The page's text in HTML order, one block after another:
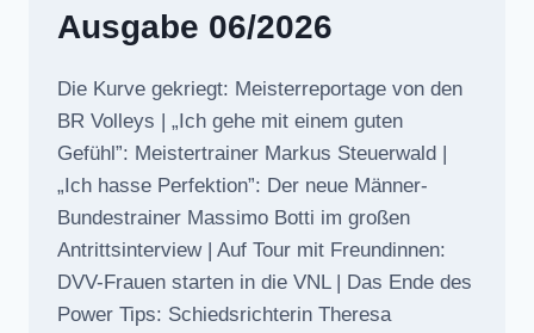
Ausgabe 06/2026
Die Kurve gekriegt: Meisterreportage von den
BR Volleys | „Ich gehe mit einem guten
Gefühl”: Meistertrainer Markus Steuerwald |
„Ich hasse Perfektion”: Der neue Männer-
Bundestrainer Massimo Botti im großen
Antrittsinterview | Auf Tour mit Freundinnen:
DVV-Frauen starten in die VNL | Das Ende des
Power Tips: Schiedsrichterin Theresa